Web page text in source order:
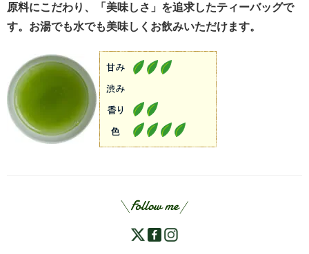
原料にこだわり、「美味しさ」を追求したティーバッグで
す。お湯でも水でも美味しくお飲みいただけます。